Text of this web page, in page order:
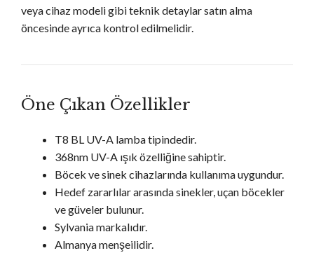
veya cihaz modeli gibi teknik detaylar satın alma
öncesinde ayrıca kontrol edilmelidir.
Öne Çıkan Özellikler
T8 BL UV-A lamba tipindedir.
368nm UV-A ışık özelliğine sahiptir.
Böcek ve sinek cihazlarında kullanıma uygundur.
Hedef zararlılar arasında sinekler, uçan böcekler
ve güveler bulunur.
Sylvania markalıdır.
Almanya menşeilidir.